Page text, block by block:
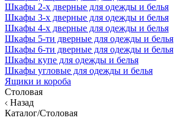
Шкафы 2-х дверные для одежды и белья
Шкафы 3-х дверные для одежды и белья
Шкафы 4-х дверные для одежды и белья
Шкафы 5-ти дверные для одежды и белья
Шкафы 6-ти дверные для одежды и белья
Шкафы купе для одежды и белья
Шкафы угловые для одежды и белья
Ящики и короба
Столовая
Назад
Каталог/Столовая